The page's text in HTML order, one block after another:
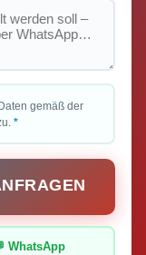
gemäß der
*
WhatsApp